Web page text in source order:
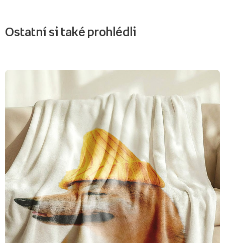
Ostatní si také prohlédli